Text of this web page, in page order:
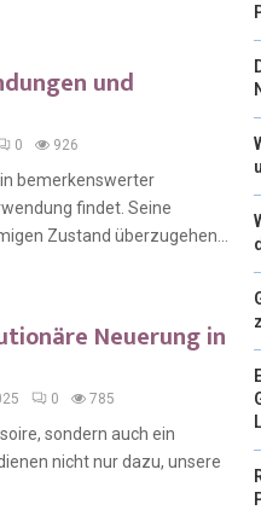
und
0 926
bemerkenswerter
findet. Seine
Zustand überzugehen...
Neuerung in
0 785
sondern auch ein
nicht nur dazu, unsere